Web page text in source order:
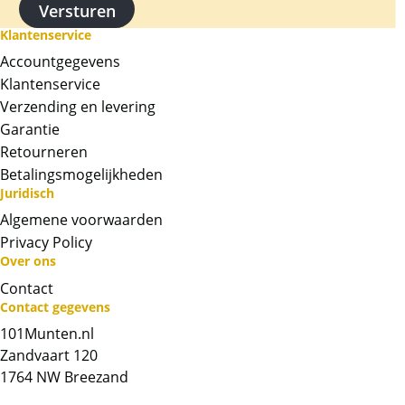
pure beleggingsmunten (maar geen garantie
natuurlijk).
Levering
De munten zijn worden in een passende
capsule geleverd.
Kwaliteit
De munten worden uit voorraad geleverd, en
producent af. De munten kunnen soms
krassen, aanslag en/of melkvlekken bevatten.
Chat met ons
Klantenservice
Accountgegevens
Klantenservice
Verzending en levering
Garantie
Retourneren
Betalingsmogelijkheden
Juridisch
Algemene voorwaarden
Privacy Policy
Over ons
Contact
Contact gegevens
101Munten.nl
Zandvaart 120
1764 NW Breezand